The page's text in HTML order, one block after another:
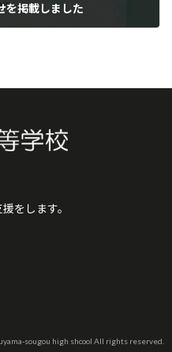
を掲載しました
をします。
sougou high shcool All rights reserved.